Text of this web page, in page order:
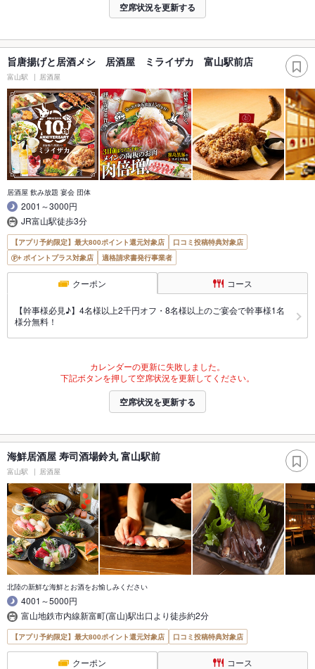
空席状況を更新する
旨唐揚げと居酒メシ 居酒屋 ミライザカ 富山駅前店
富山駅 居酒屋
居酒屋 飲み放題 宴会 団体
2001～3000円
JR富山駅徒歩3分
【アプリ予約限定】最大800ポイント還元対象店
口コミ投稿特典対象店
ポイントプラス対象店
適格請求書発行事業者
クーポン コース
【幹事様必見♪】4名様以上2千円オフ・8名様以上のご宴会で幹事様1名
様分無料！
カレンダーの更新に失敗しました。
下記ボタンを押して空席状況を更新してください。
空席状況を更新する
海鮮居酒屋 寿司酒場鈴丸 富山駅前
富山駅 居酒屋
北陸の新鮮な海鮮とお酒をお愉しみください
4001～5000円
富山地鉄市内線新富町(富山)駅出口より徒歩約2分
【アプリ予約限定】最大800ポイント還元対象店 口コミ投稿特典対象店
クーポン コース